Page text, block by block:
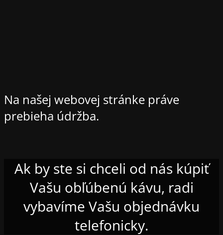
Na našej webovej stránke práve
prebieha údržba.
Ak by ste si chceli od nás kúpiť
Vašu obľúbenú kávu, radi
vybavíme Vašu objednávku
telefonicky.